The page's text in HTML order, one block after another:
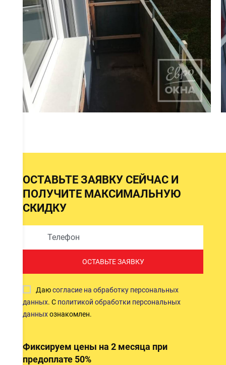
ОСТАВЬТЕ ЗАЯВКУ СЕЙЧАС И
ПОЛУЧИТЕ МАКСИМАЛЬНУЮ
СКИДКУ
ОСТАВЬТЕ ЗАЯВКУ
Даюсогласие на обработку персональных
данных. С политикой обработки персональных
данныхознакомлен.
Фиксируем цены на 2 месяца при
предоплате 50%